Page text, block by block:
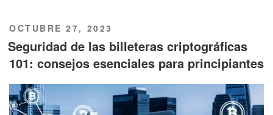
PUBLICADO
EL
OCTUBRE 27, 2023
Seguridad de las billeteras criptográficas
101: consejos esenciales para principiantes